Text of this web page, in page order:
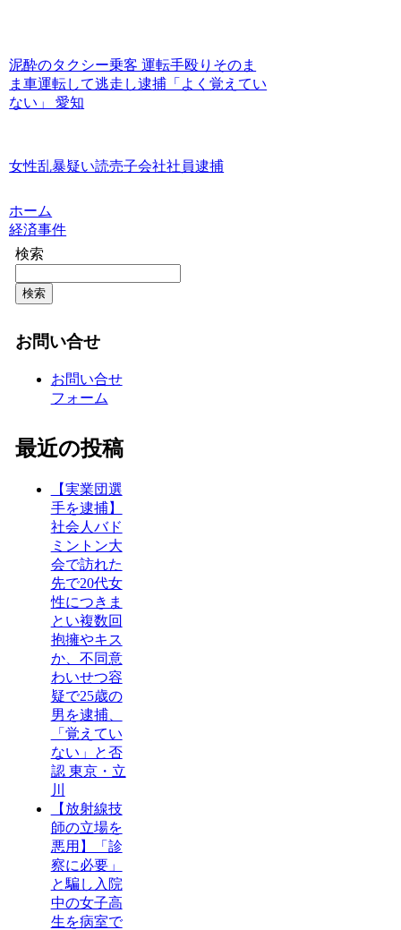
泥酔のタクシー乗客 運転手殴りそのま
ま車運転して逃走し逮捕「よく覚えてい
ない」 愛知
女性乱暴疑い読売子会社社員逮捕
ホーム
経済事件
検索
検索
お問い合せ
お問い合せ
フォーム
最近の投稿
【実業団選
手を逮捕】
社会人バド
ミントン大
会で訪れた
先で20代女
性につきま
とい複数回
抱擁やキス
か、不同意
わいせつ容
疑で25歳の
男を逮捕、
「覚えてい
ない」と否
認 東京・立
川
【放射線技
師の立場を
悪用】「診
察に必要」
と騙し入院
中の女子高
生を病室で